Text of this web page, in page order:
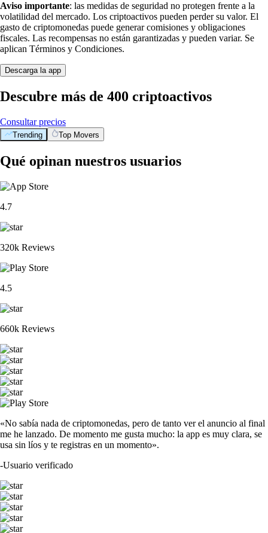
Aviso importante: las medidas de seguridad no protegen frente a la
volatilidad del mercado. Los criptoactivos pueden perder su valor. El
gasto de criptomonedas puede generar comisiones y obligaciones
fiscales. Las recompensas no están garantizadas y pueden variar. Se
aplican Términos y Condiciones.
Descarga la app
Descubre más de 400 criptoactivos
Consultar precios
Trending Top Movers
Qué opinan nuestros usuarios
4.7
320k Reviews
4.5
660k Reviews
«No sabía nada de criptomonedas, pero de tanto ver el anuncio al final
me he lanzado. De momento me gusta mucho: la app es muy clara, se
usa sin líos y te registras en un momento».
-Usuario verificado